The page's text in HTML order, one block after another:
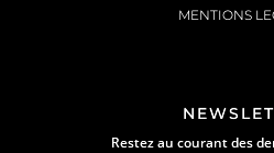
MENTIONS
Restez au courant des